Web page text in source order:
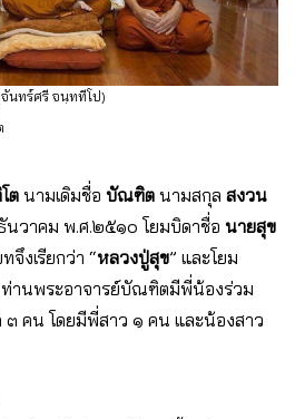
นทร์ศรี จนฺททีโป)
ต นามเดิมชื่อ บัณฑิต นามสกุล สงวน
นวาคม พ.ศ.๒๕๑๐ โยมบิดาชื่อ นายสุข
งเรียกว่า “หลวงปู่สุข” และโยม
ท่านพระอาจารย์บัณฑิตมีพี่น้องร่วม
คน โดยมีพี่สาว ๑ คน และน้องสาว